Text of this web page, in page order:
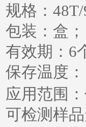
规格：
包装：盒；
有效期： 6
保存温度 ：
应用范围
可检测样